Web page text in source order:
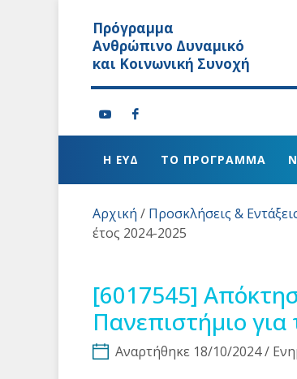
Πρόγραμμα
Ανθρώπινο Δυναμικό
και Κοινωνική Συνοχή
Η ΕΥΔ ΤΟ ΠΡΟΓΡΑΜΜΑ
Αρχική / Προσκλήσεις &
έτος 2024-2025
[6017545]
Πανεπιστήμιο
Αναρτήθηκε 18/10/2024 /